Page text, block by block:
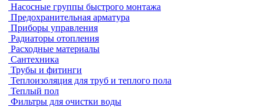
Насосные группы быстрого монтажа
Предохранительная арматура
Приборы управления
Радиаторы отопления
Расходные материалы
Сантехника
Трубы и фитинги
Теплоизоляция для труб и теплого пола
Теплый пол
Фильтры для очистки воды